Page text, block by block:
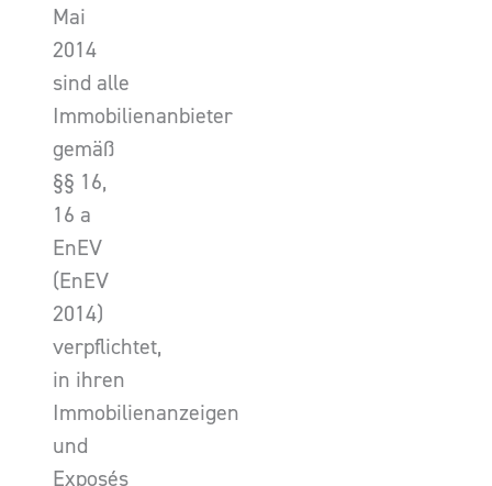
Mai
2014
sind alle
Immobilienanbieter
gemäß
§§ 16,
16 a
EnEV
(EnEV
2014)
verpflichtet,
in ihren
Immobilienanzeigen
und
Exposés